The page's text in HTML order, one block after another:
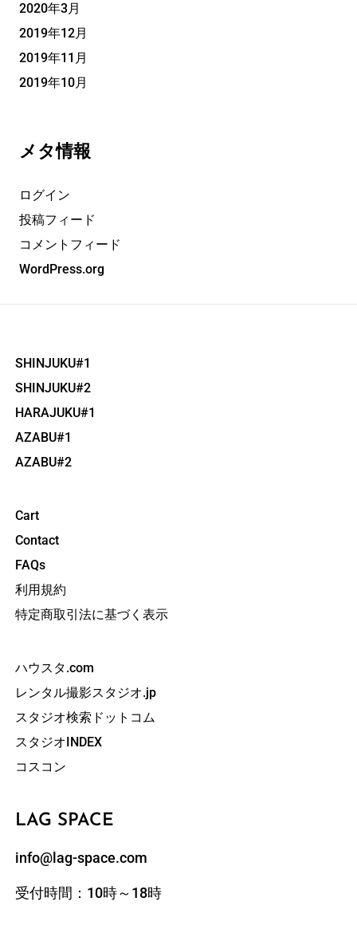
2020年3月
2019年12月
2019年11月
2019年10月
メタ情報
ログイン
投稿フィード
コメントフィード
WordPress.org
SHINJUKU#1
SHINJUKU#2
HARAJUKU#1
AZABU#1
AZABU#2
Cart
Contact
FAQs
利用規約
特定商取引法に基づく表示
ハウスタ.com
レンタル撮影スタジオ.jp
スタジオ検索ドットコム
スタジオINDEX
コスコン
LAG SPACE
info@lag-space.com
受付時間：10時～18時